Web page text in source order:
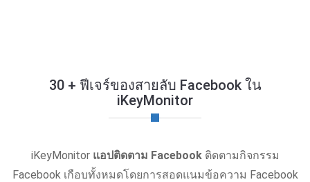
30 + ฟีเจร์ของสายลับ Facebook ใน
iKeyMonitor
iKeyMonitor แอปติดตาม Facebookติดตามกิจกรรม
Facebook เกือบทั้งหมดโดยการสอดแนมข้อความ Facebook